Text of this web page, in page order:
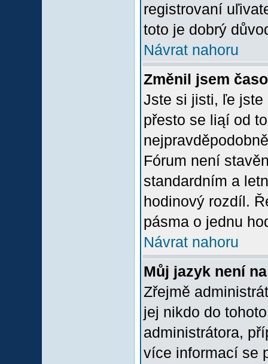
registrovaní
toto je dobrý
Návrat nahoru
Změnil jsem
Jste si jisti, ľe jste
přesto se liąí od
Fórum není
standardním a
hodinový rozdíl.
pásma o jednu
Návrat nahoru
Můj jazyk není
Zřejmě
jej nikdo do
administrátora,
více informací se